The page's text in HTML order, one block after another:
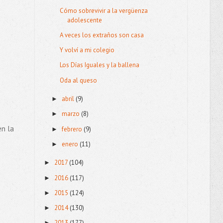
la
Cómo sobrevivir a la vergüenza
adolescente
A veces los extraños son casa
Y volví a mi colegio
Los Días Iguales y la ballena
Oda al queso
► abril (9)
►marzo (8)
►febrero (9)
► enero(11)
► 2017 (104)
► 2016(117)
► 2015 (124)
► 2014(130)